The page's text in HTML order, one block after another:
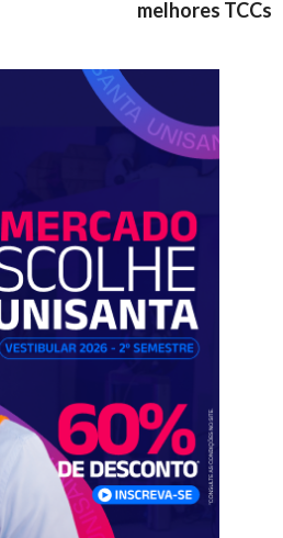
melhores TCCs